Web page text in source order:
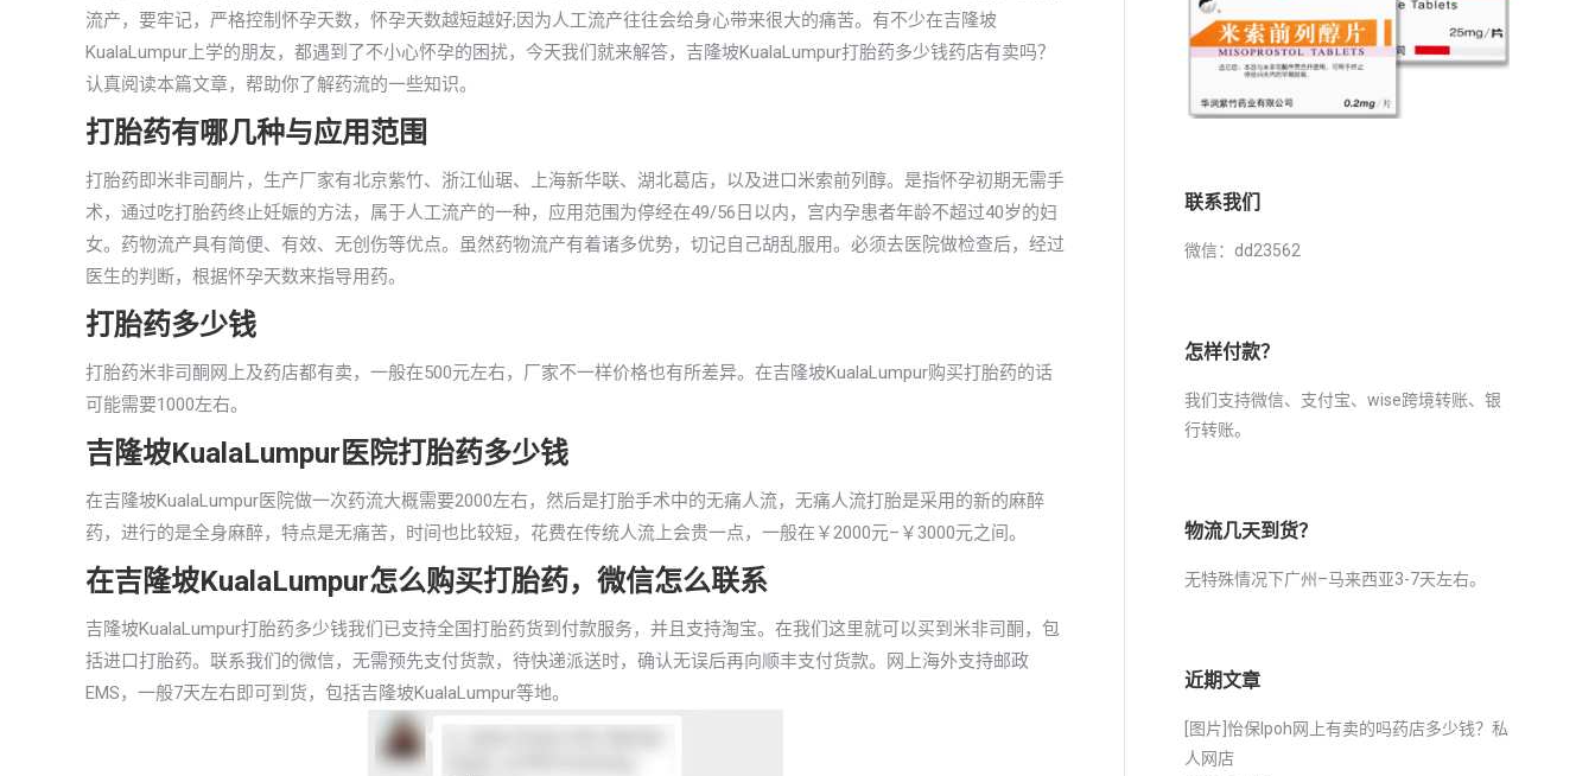
流产，要牢记，严格控制怀孕天数，怀孕天数越短越好;因为人工流产往往会给身心带来很大的痛苦。有不少在吉隆坡
KualaLumpur上学的朋友，都遇到了不小心怀孕的困扰，今天我们就来解答，吉隆坡KualaLumpur打胎药多少钱药店有卖吗？
认真阅读本篇文章，帮助你了解药流的一些知识。
打胎药有哪几种与应用范围
打胎药即米非司酮片，生产厂家有北京紫竹、浙江仙琚、上海新华联、湖北葛店，以及进口米索前列醇。是指怀孕初期无需手
术，通过吃打胎药终止妊娠的方法，属于人工流产的一种，应用范围为停经在49/56日以内，宫内孕患者年龄不超过40岁的妇
女。药物流产具有简便、有效、无创伤等优点。虽然药物流产有着诸多优势，切记自己胡乱服用。必须去医院做检查后，经过
医生的判断，根据怀孕天数来指导用药。
打胎药多少钱
打胎药米非司酮网上及药店都有卖，一般在500元左右，厂家不一样价格也有所差异。在吉隆坡KualaLumpur购买打胎药的话
可能需要1000左右。
吉隆坡KualaLumpur医院打胎药多少钱
在吉隆坡KualaLumpur医院做一次药流大概需要2000左右，然后是打胎手术中的无痛人流，无痛人流打胎是采用的新的麻醉
药，进行的是全身麻醉，特点是无痛苦，时间也比较短，花费在传统人流上会贵一点，一般在￥2000元–￥3000元之间。
在吉隆坡KualaLumpur怎么购买打胎药，微信怎么联系
吉隆坡KualaLumpur打胎药多少钱我们已支持全国打胎药货到付款服务，并且支持淘宝。在我们这里就可以买到米非司酮，包
括进口打胎药。联系我们的微信，无需预先支付货款，待快递派送时，确认无误后再向顺丰支付货款。网上海外支持邮政
EMS，一般7天左右即可到货，包括吉隆坡KualaLumpur等地。
联系我们
微信：dd23562
怎样付款？
我们支持微信、支付宝、wise跨境转账、银
行转账。
物流几天到货？
无特殊情况下广州–马来西亚3-7天左右。
近期文章
[图片]怡保lpoh网上有卖的吗药店多少钱？私
人网店